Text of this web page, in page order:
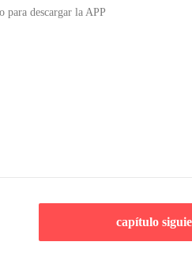
para descargar la APP
capítulo